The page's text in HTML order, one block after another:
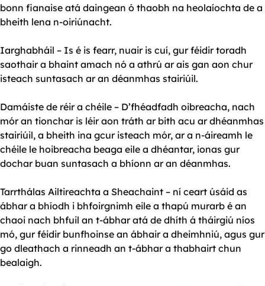
bonn fianaise atá daingean ó thaobh na heolaíochta de a
bheith lena n-oiriúnacht.
Iarghabháil – Is é is fearr, nuair is cuí, gur féidir toradh
saothair a bhaint amach nó a athrú ar ais gan aon chur
isteach suntasach ar an déanmhas stairiúil.
Damáiste de réir a chéile – D’fhéadfadh oibreacha, nach
mór an tionchar is léir aon tráth ar bith acu ar dhéanmhas
stairiúil, a bheith ina gcur isteach mór, ar a n-áireamh le
chéile le hoibreacha beaga eile a dhéantar, ionas gur
dochar buan suntasach a bhíonn ar an déanmhas.
Tarrthálas Ailtireachta a Sheachaint – ní ceart úsáid as
ábhar a bhíodh i bhfoirgnimh eile a thapú murarb é an
chaoi nach bhfuil an t-ábhar atá de dhíth á tháirgiú níos
mó, gur féidir bunfhoinse an ábhair a dheimhniú, agus gur
go dleathach a rinneadh an t-ábhar a thabhairt chun
bealaigh.